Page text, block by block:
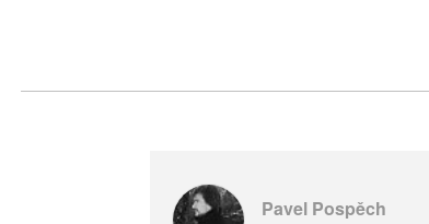
Pavel Pospěch